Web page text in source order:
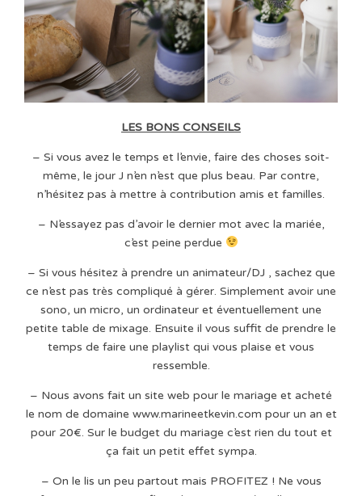
LES BONS CONSEILS
– Si vous avez le temps et l’envie, faire des choses soit-
même, le jour J n’en n’est que plus beau. Par contre,
n’hésitez pas à mettre à contribution amis et familles.
– N’essayez pas d’avoir le dernier mot avec la mariée,
c’est peine perdue
– Si vous hésitez à prendre un animateur/DJ , sachez que
ce n’est pas très compliqué à gérer. Simplement avoir une
sono, un micro, un ordinateur et éventuellement une
petite table de mixage. Ensuite il vous suffit de prendre le
temps de faire une playlist qui vous plaise et vous
ressemble.
– Nous avons fait un site web pour le mariage et acheté
le nom de domaine www.marineetkevin.com pour un an et
pour 20€. Sur le budget du mariage c’est rien du tout et
ça fait un petit effet sympa.
– On le lis un peu partout mais PROFITEZ ! Ne vous